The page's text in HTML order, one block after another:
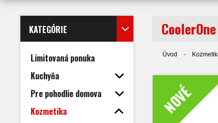
KATEGÓRIE
Limitovaná ponuka
Kuchyňa
Pre pohodlie domova
Kozmetika
Úvod
NOVÉ